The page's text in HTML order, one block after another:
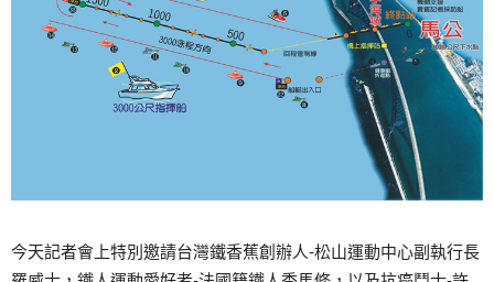
今天記者會上特別邀請台灣鐵香蕉創辦人-松山運動中心副執行長